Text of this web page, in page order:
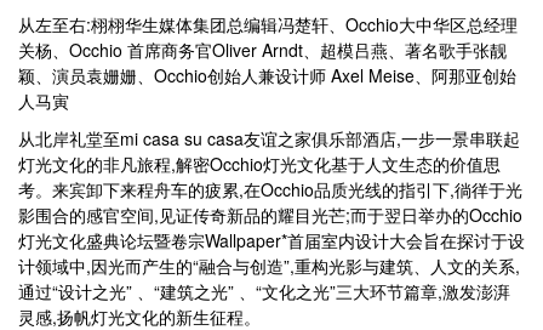
从左至右:栩栩华生媒体集团总编辑冯楚轩、Occhio大中华区总经理
关杨、Occhio 首席商务官Oliver Arndt、超模吕燕、著名歌手张靓
颖、演员袁姗姗、Occhio创始人兼设计师 Axel Meise、阿那亚创始
人马寅
从北岸礼堂至mi casa su casa友谊之家俱乐部酒店,一步一景串联起
灯光文化的非凡旅程,解密Occhio灯光文化基于人文生态的价值思
考。来宾卸下来程舟车的疲累,在Occhio品质光线的指引下,徜徉于光
影围合的感官空间,见证传奇新品的耀目光芒;而于翌日举办的Occhio
灯光文化盛典论坛暨卷宗Wallpaper*首届室内设计大会旨在探讨于设
计领域中,因光而产生的“融合与创造”,重构光影与建筑、人文的关系,
通过“设计之光” 、“建筑之光” 、“文化之光”三大环节篇章,激发澎湃
灵感,扬帆灯光文化的新生征程。